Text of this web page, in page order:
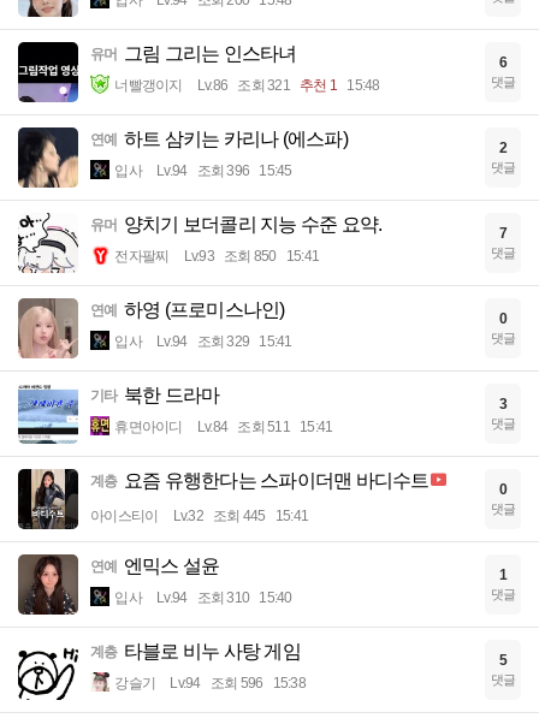
유머 그림 그리는 인스타녀
너빨갱이지 Lv.86 조회 321 추천 1 15:48
6
댓글
연예 하트 삼키는 카리나 (에스파)
입사 Lv.94 조회 396 15:45
2
댓글
유머 양치기 보더콜리 지능 수준 요약.
전자팔찌 Lv.93 조회 850 15:41
7
댓글
연예 하영 (프로미스나인)
입사 Lv.94 조회 329 15:41
0
댓글
기타 북한 드라마
휴면아이디 Lv.84 조회 511 15:41
3
댓글
계층 요즘 유행한다는 스파이더맨 바디수트
아이스티이 Lv.32 조회 445 15:41
0
댓글
연예 엔믹스 설윤
입사 Lv.94 조회 310 15:40
1
댓글
계층 타블로 비누 사탕 게임
강슬기 Lv.94 조회 596 15:38
5
댓글